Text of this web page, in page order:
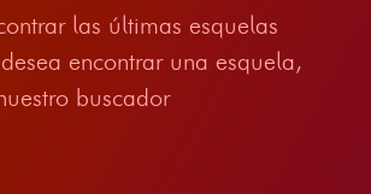
las últimas esquelas
encontrar una esquela,
buscador